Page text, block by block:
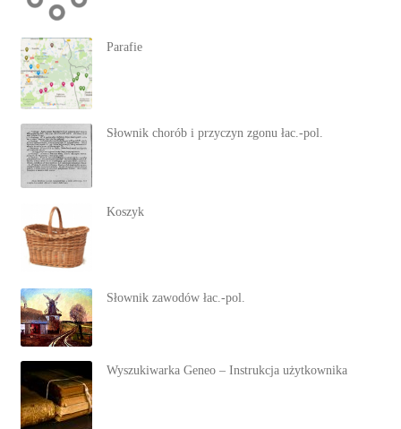
Parafie
Słownik chorób i przyczyn zgonu łac.-pol.
Koszyk
Słownik zawodów łac.-pol.
Wyszukiwarka Geneo – Instrukcja użytkownika